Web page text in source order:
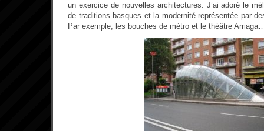
un exercice de nouvelles architectures. J’ai adoré le
de traditions basques et la modernité représentée par
Par exemple, les bouches de métro et le théâtre